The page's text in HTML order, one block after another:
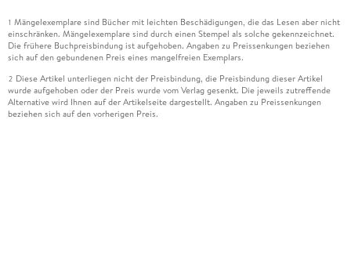
1 Mängelexemplare sind Bücher mit leichten Beschädigungen, die das Lesen aber nicht
einschränken. Mängelexemplare sind durch einen Stempel als solche gekennzeichnet.
Die frühere Buchpreisbindung ist aufgehoben. Angaben zu Preissenkungen beziehen
sich auf den gebundenen Preis eines mangelfreien Exemplars.
2 Diese Artikel unterliegen nicht der Preisbindung, die Preisbindung dieser Artikel
wurde aufgehoben oder der Preis wurde vom Verlag gesenkt. Die jeweils zutreffende
Alternative wird Ihnen auf der Artikelseite dargestellt. Angaben zu Preissenkungen
beziehen sich auf den vorherigen Preis.